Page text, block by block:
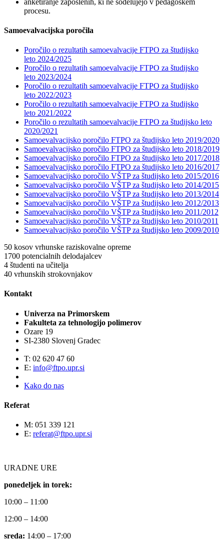
procesu.
Samoevalvacijska poročila
Poročilo o rezultatih samoevalvacije FTPO za študijsko
leto 2024/2025
Poročilo o rezultatih samoevalvacije FTPO za študijsko
leto 2023/2024
Poročilo o rezultatih samoevalvacije FTPO za študijsko
leto 2022/2023
Poročilo o rezultatih samoevalvacije FTPO za študijsko
leto 2021/2022
Poročilo o rezultatih samoevalvacije FTPO za študijsko leto
2020/2021
Samoevalvacijsko poročilo FTPO za študijsko leto 2019/2020
Samoevalvacijsko poročilo FTPO za študijsko leto 2018/2019
Samoevalvacijsko poročilo FTPO za študijsko leto 2017/2018
Samoevalvacijsko poročilo FTPO za študijsko leto 2016/2017
Samoevalvacijsko poročilo VŠTP za študijsko leto 2015/2016
Samoevalvacijsko poročilo VŠTP za študijsko leto 2014/2015
Samoevalvacijsko poročilo VŠTP za študijsko leto 2013/2014
Samoevalvacijsko poročilo VŠTP za študijsko leto 2012/2013
Samoevalvacijsko poročilo VŠTP za študijsko leto 2011/2012
Samoevalvacijsko poročilo VŠTP za študijsko leto 2010/2011
Samoevalvacijsko poročilo VŠTP za študijsko leto 2009/2010
50 kosov vrhunske raziskovalne opreme
1700 potencialnih delodajalcev
4 študenti na učitelja
40 vrhunskih strokovnjakov
Kontakt
Univerza na Primorskem
Fakulteta za tehnologijo polimerov
Ozare 19
SI-2380 Slovenj Gradec
T: 02 620 47 60
E: info@ftpo.upr.si
Kako do nas
Referat
M: 051 339 121
E: referat@ftpo.upr.si
URADNE URE
ponedeljek in torek:
10:00 – 11:00
12:00 – 14:00
sreda: 14:00 – 17:00